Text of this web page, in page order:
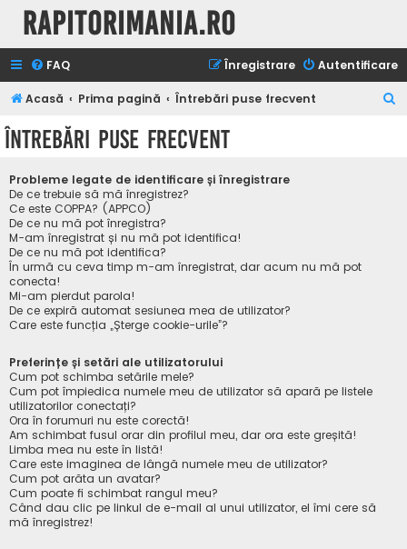
Rapitorimania.ro
FAQ Autentificare
Înregistrare
Acasă Prima pagină Întrebări puse frecvent
Întrebări puse frecvent
Probleme legate de identificare și înregistrare
De ce trebuie să mă înregistrez?
Ce este COPPA? (APPCO)
De ce nu mă pot înregistra?
M-am înregistrat și nu mă pot identifica!
De ce nu mă pot identifica?
În urmă cu ceva timp m-am înregistrat, dar acum nu mă pot
conecta!
Mi-am pierdut parola!
De ce expiră automat sesiunea mea de utilizator?
Care este funcția „Șterge cookie-urile”?
Preferințe și setări ale utilizatorului
Cum pot schimba setările mele?
Cum pot împiedica numele meu de utilizator să apară pe listele
utilizatorilor conectați?
Ora în forumuri nu este corectă!
Am schimbat fusul orar din profilul meu, dar ora este greșită!
Limba mea nu este în listă!
Care este imaginea de lângă numele meu de utilizator?
Cum pot arăta un avatar?
Cum poate fi schimbat rangul meu?
Când dau clic pe linkul de e-mail al unui utilizator, el îmi cere să
mă înregistrez!